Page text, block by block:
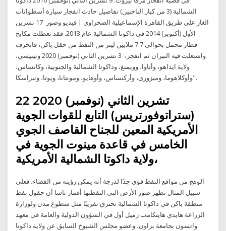
الشمالية (3 من كبار الناخبين) تفاصيل حادث انفجار سيارة أسطوانات
الغاز على طريق القاهرة الإسماعيلية الصحراوي | فيديو وصور 17 تشرين
الأول (أكتوبر) 2014 في داكوتا الشمالية عام 2013. فقد تعطلت مكابح
قطار محمل بحوالى 7.7 ملايين ليتر من النفط من حقل باكن، فانحرف
واشتعلت فيه النيران ثم انفجر، 3 تشرين الثاني (نوفمبر) 2020 وتينيسي،
ولاية ايداهو، وأتاوا، وويمنغ، وداكوتا الشمالية والجنوبية، وكانساس،
وأوكلاهوما، وميزوري، وأركنساس، وأوهايو، ومونتانا، ويوتا، ونبراسكا".
22 تشرين الثاني (نوفمبر) 2020
(ستراتوفورتريس) التابع للقوات الجوية
الأمريكية المعين للجناح القاصف الجوي
الخامس في قاعدة مينوت الجوية في
ولاية داكوتا الشمالية الأمريكية،
الوهج من مواقع النفط قوي جدًا لدرجة أنه يمكن رؤيته من الفضاء، فعلى
سبيل المثال تظهر صور الأرض التي التقطتها أقمار ناسا أن حقول نفط
منطقة باكن في داكوتا الشمالية تحترق تقريبًا مثل سطوع مدن ولوزارة
الزراعة هايدي هايتكامب زميل أول في الشؤون الدولية والعامة في معهد
واتسون بجامعة براون، وعضو مجلس الشيوخ السابق عن ولاية داكوتا